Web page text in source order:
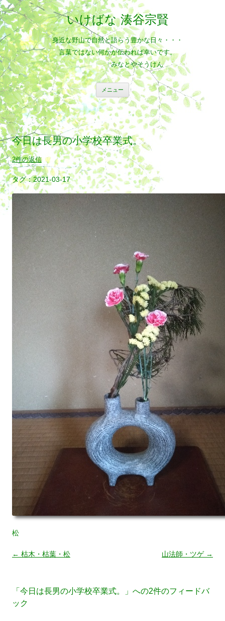
いけばな 湊谷宗賢
身近な野山で自然と語らう豊かな日々・・・
言葉ではない何かが伝われば幸いです。
みなとやそうけん
メニュー
コ
ン
テ
ン
ツ
へ
ス
キ
ッ
プ
今日は長男の小学校卒業式。
2件の返信
2021-03-17
松
投
ナ
ビ
← 枯木・枯葉・松 山法師・ツゲ →
「 今日は長男の小学校卒業式。
」への2件のフィードバ
ック